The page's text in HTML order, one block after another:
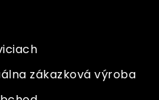
zákazková výroba